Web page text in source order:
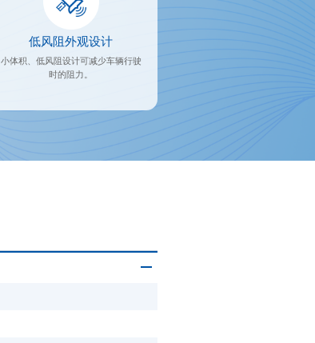
低风阻外观设计
小体积、低风阻设计可减少车辆行驶
时的阻力。